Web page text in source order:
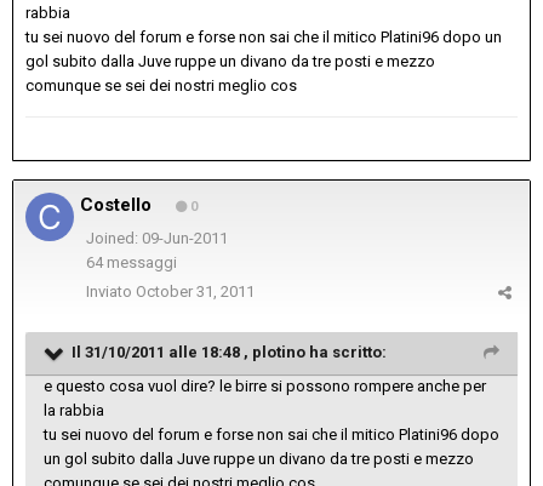
rabbia
tu sei nuovo del forum e forse non sai che il mitico Platini96 dopo un
gol subito dalla Juve ruppe un divano da tre posti e mezzo
comunque se sei dei nostri meglio cos
Costello 0
Joined: 09-Jun-2011
64 messaggi
Inviato October 31, 2011
Il 31/10/2011 alle 18:48 , plotino ha scritto:
e questo cosa vuol dire? le birre si possono rompere anche per
la rabbia
tu sei nuovo del forum e forse non sai che il mitico Platini96 dopo
un gol subito dalla Juve ruppe un divano da tre posti e mezzo